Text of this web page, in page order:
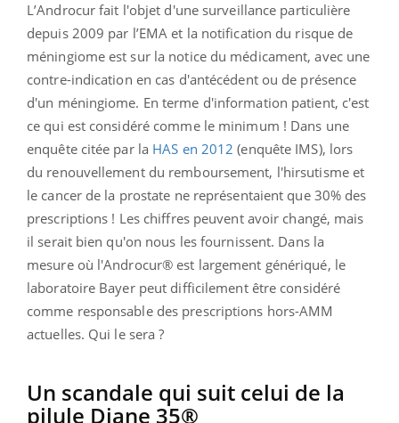
L’Androcur fait l'objet d'une surveillance particulière
depuis 2009 par l’EMA et la notification du risque de
méningiome est sur la notice du médicament, avec une
contre-indication en cas d'antécédent ou de présence
d'un méningiome. En terme d'information patient, c'est
ce qui est considéré comme le minimum ! Dans une
enquête citée par la HAS en 2012 (enquête IMS), lors
du renouvellement du remboursement, l'hirsutisme et
le cancer de la prostate ne représentaient que 30% des
prescriptions ! Les chiffres peuvent avoir changé, mais
il serait bien qu'on nous les fournissent. Dans la
mesure où l'Androcur® est largement génériqué, le
laboratoire Bayer peut difficilement être considéré
comme responsable des prescriptions hors-AMM
actuelles. Qui le sera ?
Un scandale qui suit celui de la
pilule Diane 35®